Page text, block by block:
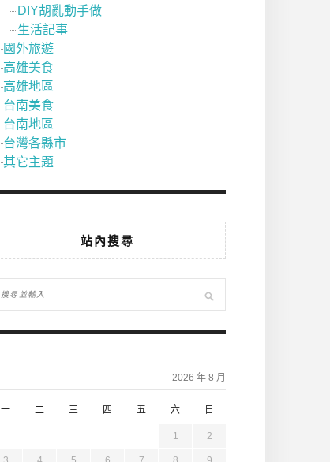
DIY胡亂動手做
生活記事
國外旅遊
高雄美食
高雄地區
台南美食
台南地區
台灣各縣市
其它主題
站內搜尋
2026 年 8 月
一 二 三 四 五 六 日
1 2